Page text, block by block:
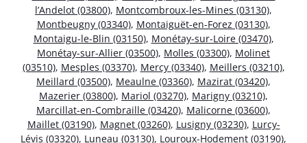
l’Andelot (03800), Montcombroux-les-Mines (03130),
Montbeugny (03340), Montaiguët-en-Forez (03130),
Montaigu-le-Blin (03150), Monétay-sur-Loire (03470),
Monétay-sur-Allier (03500), Molles (03300), Molinet
(03510), Mesples (03370), Mercy (03340), Meillers (03210),
Meillard (03500), Meaulne (03360), Mazirat (03420),
Mazerier (03800), Mariol (03270), Marigny (03210),
Marcillat-en-Combraille (03420), Malicorne (03600),
Maillet (03190), Magnet (03260), Lusigny (03230), Lurcy-
Lévis (03320), Luneau (03130), Louroux-Hodement (03190),